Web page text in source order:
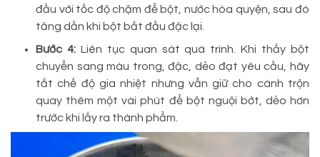
đầu với tốc độ chậm để bột, nước hòa quyện, sau đó
tăng dần khi bột bắt đầu đặc lại.
Bước 4:Liên tục quan sát quá trình. Khi thấy bột
chuyển sang màu trong, đặc, dẻo đạt yêu cầu, hãy
tắt chế độ gia nhiệt nhưng vẫn giữ cho cánh trộn
quay thêm một vài phút để bột nguội bớt, dẻo hơn
trước khi lấy ra thành phẩm.